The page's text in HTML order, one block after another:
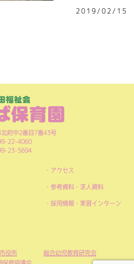
2019/02/15
府中2番目7番43号
22-4060
23-5694
アクセス
参考資料・求人資料
採用情報・実習インターン
役所
総合幼児教育研究会
保育協議会